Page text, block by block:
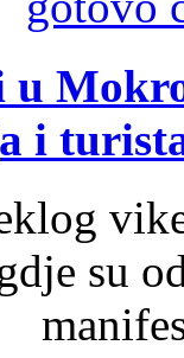
i
su